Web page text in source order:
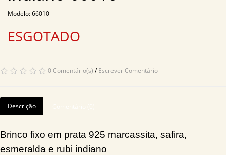
Modelo: 66010
ESGOTADO
0 Comentário(s) /Escrever Comentário
Descrição
Brinco fixo em prata 925 marcassita, safira,
esmeralda e rubi indiano